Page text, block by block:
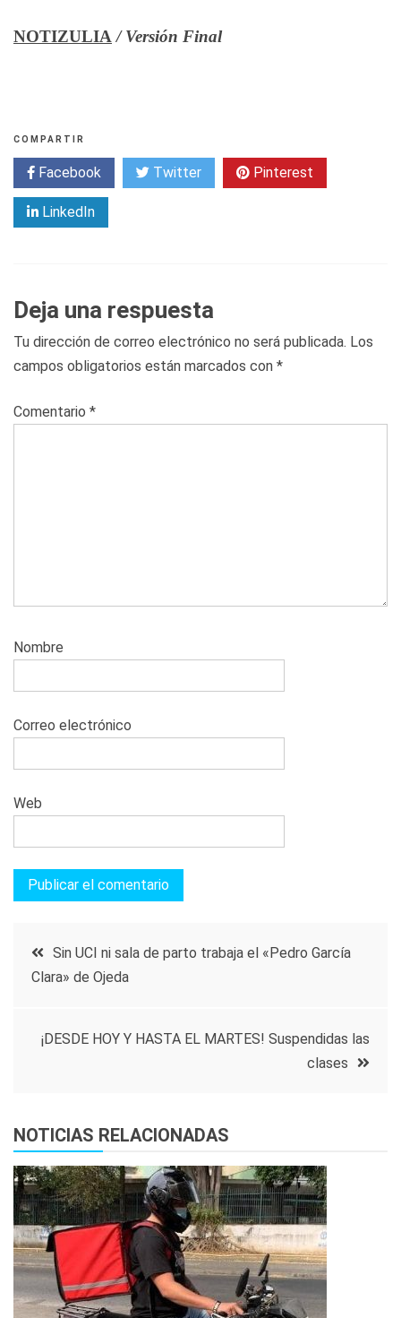
NOTIZULIA / Versión Final
COMPARTIR
Facebook Twitter Pinterest
LinkedIn
Deja una respuesta
Tu dirección de correo electrónico no será publicada. Los
campos obligatorios están marcados con *
Comentario *
Nombre
Correo electrónico
Web
Navegación
entradas
Sin UCI ni sala de parto trabaja el «Pedro García
Clara» de Ojeda
¡DESDE HOY Y HASTA EL MARTES! Suspendidas las
clases
NOTICIAS RELACIONADAS